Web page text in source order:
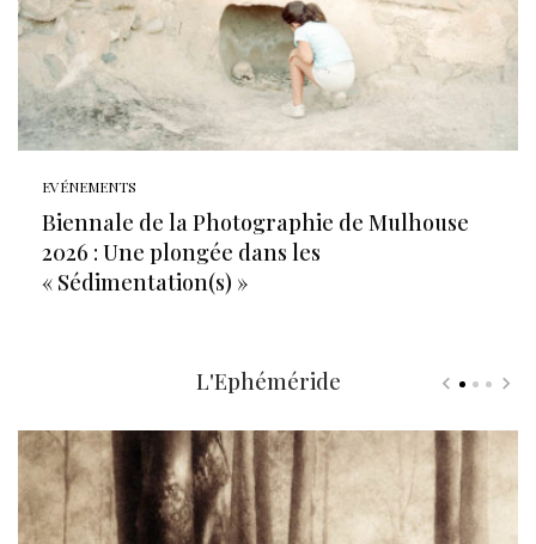
EVÉNEMENTS
Biennale de la Photographie de Mulhouse
2026 : Une plongée dans les
« Sédimentation(s) »
L'Ephéméride